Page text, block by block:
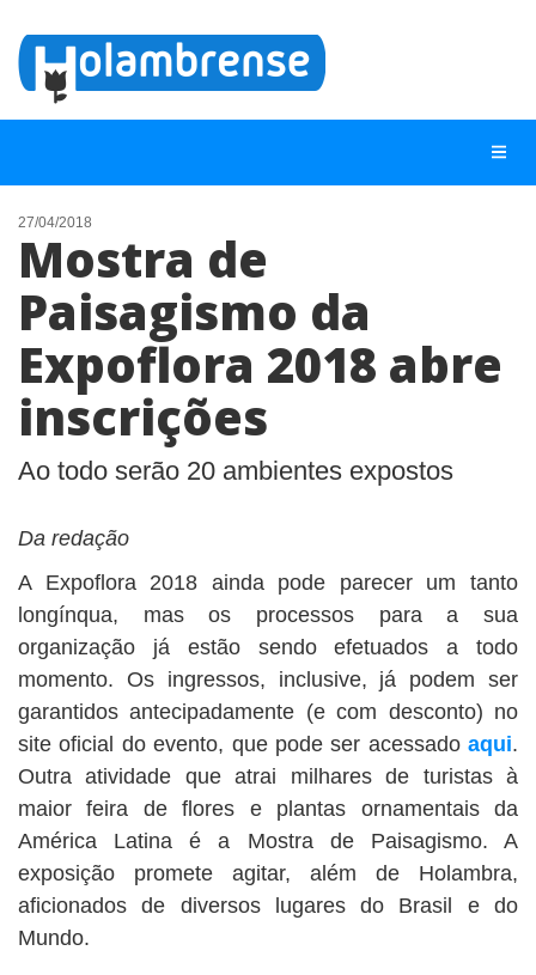
NOTÍCIAS
LISTA DIGITAL
TELEFONES ÚTEIS
CONTATO
ANUNCIE
27/04/2018
Mostra de
Paisagismo da
Expoflora 2018 abre
inscrições
Ao todo serão 20 ambientes expostos
Da redação
A Expoflora 2018 ainda pode parecer um tanto
longínqua, mas os processos para a sua
organização já estão sendo efetuados a todo
momento. Os ingressos, inclusive, já podem ser
garantidos antecipadamente (e com desconto) no
site oficial do evento, que pode ser acessado aqui.
Outra atividade que atrai milhares de turistas à
maior feira de flores e plantas ornamentais da
América Latina é a Mostra de Paisagismo. A
exposição promete agitar, além de Holambra,
aficionados de diversos lugares do Brasil e do
Mundo.